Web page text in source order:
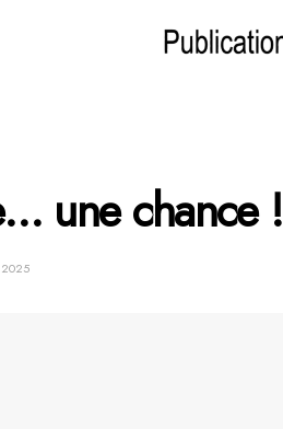
une chance !
2025